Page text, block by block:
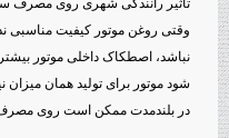
تأثیر رانندگی شهری روی مصرف
وقتی روغن موتور کیفیت مناسبی
نباشد، اصطکاک داخلی موتور
شود موتور برای تولید همان
در بلندمدت ممکن است روی